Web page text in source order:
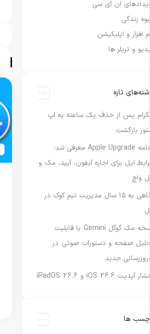
رویدادهای ان آی سی
شیوه زندگی
نرم افزار و اپلیکیشن
ویدیو و تریلر ها
نوشته‌های تازه
تلگرام پس از حذف یک ساعته به اپ
استور بازگشت
برنامه Apple Upgrade معرفی شد؛
شرایط اپل برای اجاره آیفون، آیپد، مک و
اپل واچ
نگاهی به ۱۵ سال مدیریت تیم کوک در
اپل
نسخه مک گوگل Gemini با قابلیت
تحلیل صفحه و دستورات صوتی در
به‌روزرسانی جدید
انتشار آپدیت iOS 26.6 و iPadOS 26.6
برچسب ها